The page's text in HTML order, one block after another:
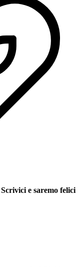
e saremo felici